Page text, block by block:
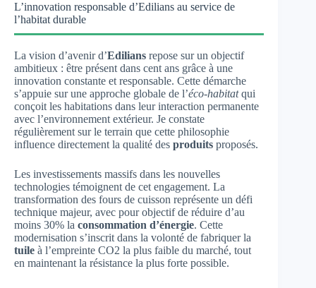
L’innovation responsable d’Edilians au service de
l’habitat durable
La vision d’avenir d’Edilians repose sur un objectif
ambitieux : être présent dans cent ans grâce à une
innovation constante et responsable. Cette démarche
s’appuie sur une approche globale de l’éco-habitatqui
conçoit les habitations dans leur interaction permanente
avec l’environnement extérieur. Je constate
régulièrement sur le terrain que cette philosophie
influence directement la qualité des produits proposés.
Les investissements massifs dans les nouvelles
technologies témoignent de cet engagement. La
transformation des fours de cuisson représente un défi
technique majeur, avec pour objectif de réduire d’au
moins 30% la consommation d’énergie. Cette
modernisation s’inscrit dans la volonté de fabriquer la
tuile à l’empreinte CO2 la plus faible du marché, tout
en maintenant la résistance la plus forte possible.